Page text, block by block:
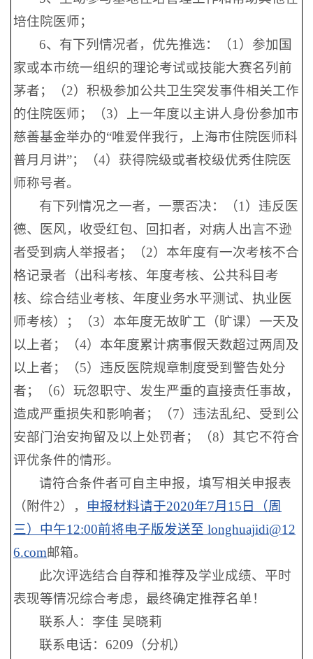
培住院医师；
6、有下列情况者，优先推选：（1）参加国
家或本市统一组织的理论考试或技能大赛名列前
茅者；（2）积极参加公共卫生突发事件相关工作
的住院医师；（3）上一年度以主讲人身份参加市
慈善基金举办的“唯爱伴我行，上海市住院医师科
普月月讲”；（4）获得院级或者校级优秀住院医
师称号者。
有下列情况之一者，一票否决：（1）违反医
德、医风，收受红包、回扣者，对病人出言不逊
者受到病人举报者；（2）本年度有一次考核不合
格记录者（出科考核、年度考核、公共科目考
核、综合结业考核、年度业务水平测试、执业医
师考核）；（3）本年度无故旷工（旷课）一天及
以上者；（4）本年度累计病事假天数超过两周及
以上者；（5）违反医院规章制度受到警告处分
者；（6）玩忽职守、发生严重的直接责任事故，
造成严重损失和影响者；（7）违法乱纪、受到公
安部门治安拘留及以上处罚者；（8）其它不符合
评优条件的情形。
请符合条件者可自主申报，填写相关申报表
（附件2）， 申报材料请于2020年7月15日（周
三）中午12:00前将电子版发送至 longhuajidi@12
6.com邮箱。
此次评选结合自荐和推荐及学业成绩、平时
表现等情况综合考虑，最终确定推荐名单！
联系人：李佳 吴晓莉
联系电话：6209（分机）